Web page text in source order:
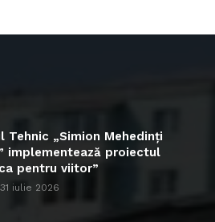
Tehnic „Simion Mehedinți
implementează proiectul
pentru viitor”
31 iulie 2026